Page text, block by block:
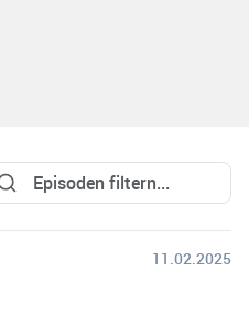
11.02.2025